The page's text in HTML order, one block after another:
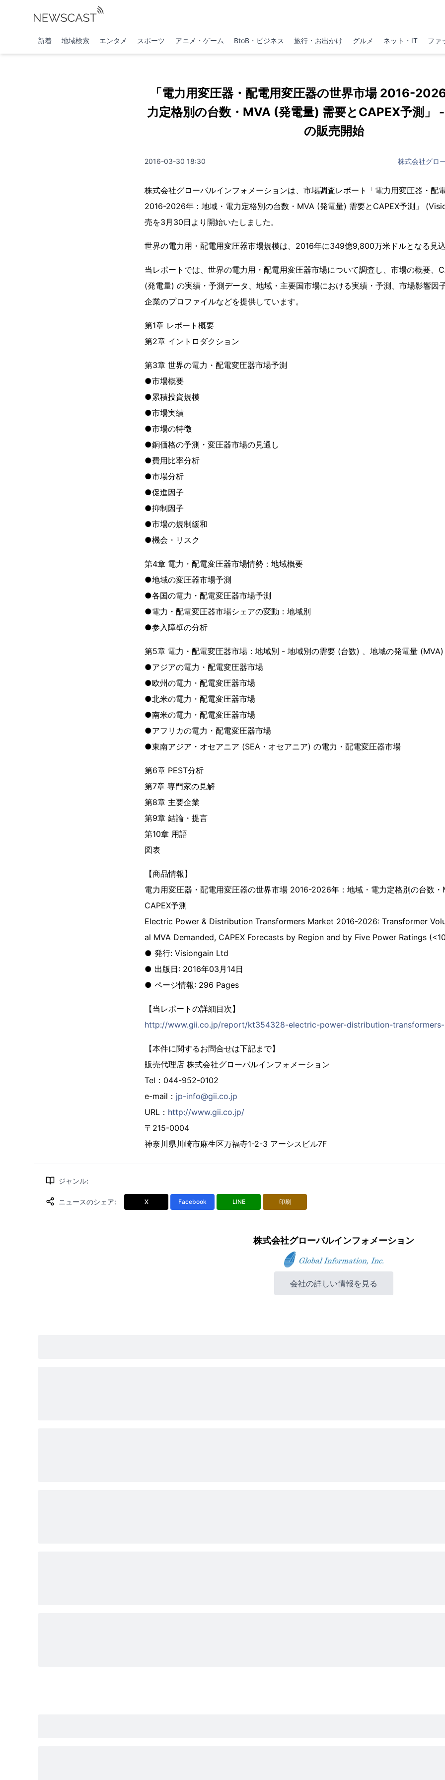
新着 地域検索 エンタメ スポーツ アニメ・ゲーム BtoB・ビジネス 旅行・お出かけ グルメ ネット・IT ファ
「電力用変圧器・配電用変圧器の世界市場 2016-
力定格別の台数・MVA (発電量) 需要とCAPEX予測」
の販売開始
2016-03-30 18:30 株式会社グロ
株式会社グローバルインフォメーションは、市場調査レポート「電力用変圧器・配
2016-2026年：地域・電力定格別の台数・MVA (発電量) 需要とCAPEX予測」
売を3月30日より開始いたしました。
世界の電力用・配電用変圧器市場規模は、2016年に349億9,800万米ドルとなる見込
当レポートでは、世界の電力用・配電用変圧器市場について調査し、市場の概要、
(発電量) の実績・予測データ、地域・主要国市場における実績・予測、市場影響因
企業のプロファイルなどを提供しています。
第1章 レポート概要
第2章 イントロダクション
第3章 世界の電力・配電変圧器市場予測
●市場概要
●累積投資規模
●市場実績
●市場の特徴
●銅価格の予測・変圧器市場の見通し
●費用比率分析
●市場分析
●促進因子
●抑制因子
●市場の規制緩和
●機会・リスク
第4章 電力・配電変圧器市場情勢：地域概要
●地域の変圧器市場予測
●各国の電力・配電変圧器市場予測
●電力・配電変圧器市場シェアの変動：地域別
●参入障壁の分析
第5章 電力・配電変圧器市場：地域別 - 地域別の需要 (台数) 、地域の発電量
●アジアの電力・配電変圧器市場
●欧州の電力・配電変圧器市場
●北米の電力・配電変圧器市場
●南米の電力・配電変圧器市場
●アフリカの電力・配電変圧器市場
●東南アジア・オセアニア (SEA・オセアニア) の電力・配電変圧器市場
第6章 PEST分析
第7章 専門家の見解
第8章 主要企業
第9章 結論・提言
第10章 用語
図表
【商品情報】
電力用変圧器・配電用変圧器の世界市場 2016-2026年：地域・電力定格別の台数
CAPEX予測
Electric Power & Distribution Transformers Market 2016-2026: Transformer
al MVA Demanded, CAPEX Forecasts by Region and by Five Power Ratings
● 発行: Visiongain Ltd
● 出版日: 2016年03月14日
● ページ情報: 296 Pages
【当レポートの詳細目次】
http://www.gii.co.jp/report/kt354328-electric-power-distribution-
【本件に関するお問合せは下記まで】
販売代理店 株式会社グローバルインフォメーション
Tel：044-952-0102
e-mail： jp-info@gii.co.jp
URL： http://www.gii.co.jp/
〒215-0004
神奈川県川崎市麻生区万福寺1-2-3 アーシスビル7F
ジャンル:
ニュースのシェア: X Facebook LINE 印刷
株式会社グローバルインフォメーション
会社の詳しい情報を見る